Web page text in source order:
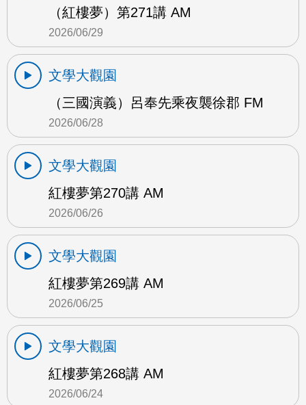
（紅樓夢）第271講 AM
2026/06/29
文學大觀園
（三國演義）呂奉先乘夜襲徐郡 FM
2026/06/28
文學大觀園
紅樓夢第270講 AM
2026/06/26
文學大觀園
紅樓夢第269講 AM
2026/06/25
文學大觀園
紅樓夢第268講 AM
2026/06/24